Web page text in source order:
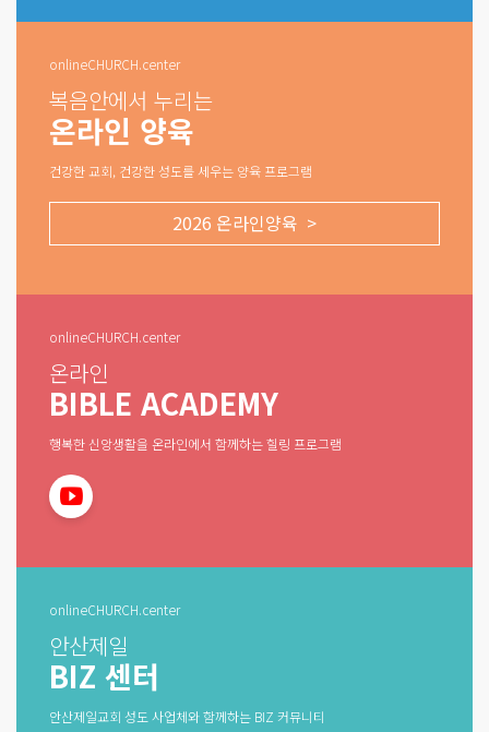
onlineCHURCH.center
복음안에서 누리는
온라인 양육
건강한 교회, 건강한 성도를 세우는 양육 프로그램
2026 온라인양육 >
onlineCHURCH.center
온라인
BIBLE ACADEMY
행복한 신앙생활을 온라인에서 함께하는 힐링 프로그램
onlineCHURCH.center
안산제일
BIZ 센터
안산제일교회 성도 사업체와 함께하는 BIZ 커뮤니티